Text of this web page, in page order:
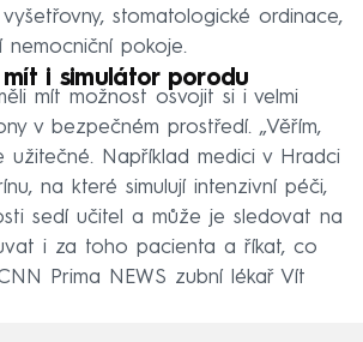
stomatologické ordinace,
pokoje.
i simulátor porodu
mít možnost osvojit si i velmi
v bezpečném prostředí. „Věřím,
užitečné. Například medici v Hradci
na které simulují intenzivní péči,
sedí učitel a může je sledovat na
i za toho pacienta a říkat, co
Prima NEWS zubní lékař Vít